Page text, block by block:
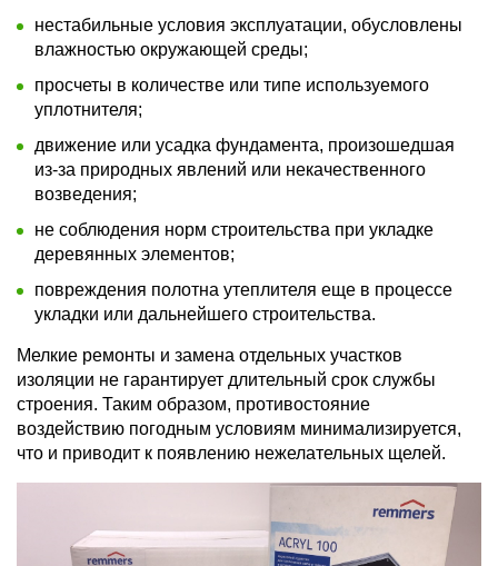
нестабильные условия эксплуатации, обусловлены
влажностью окружающей среды;
просчеты в количестве или типе используемого
уплотнителя;
движение или усадка фундамента, произошедшая
из-за природных явлений или некачественного
возведения;
не соблюдения норм строительства при укладке
деревянных элементов;
повреждения полотна утеплителя еще в процессе
укладки или дальнейшего строительства.
Мелкие ремонты и замена отдельных участков
изоляции не гарантирует длительный срок службы
строения. Таким образом, противостояние
воздействию погодным условиям минимализируется,
что и приводит к появлению нежелательных щелей.